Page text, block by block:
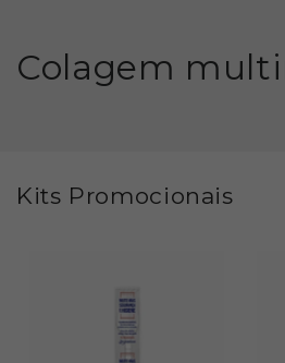
Colagem
Kits Promocionais